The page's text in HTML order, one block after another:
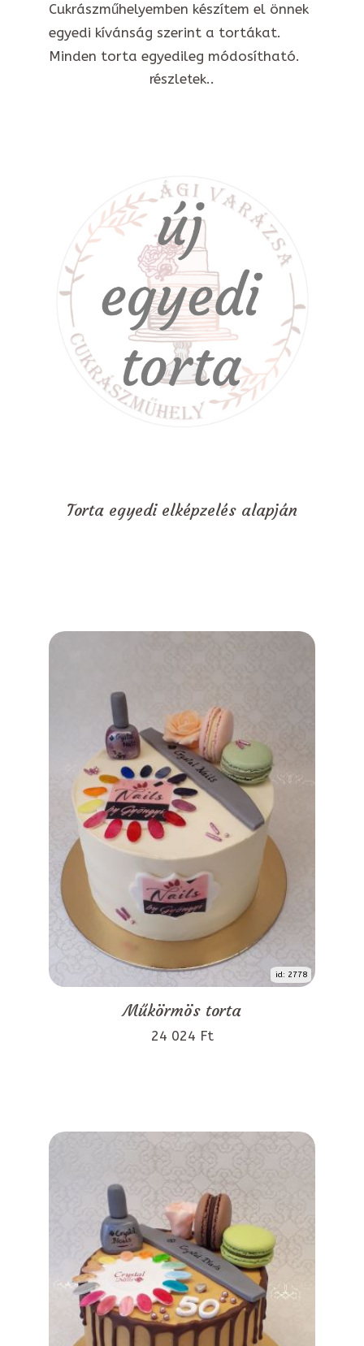
Cukrászműhelyemben készítem el önnek
egyedi kívánság szerint a tortákat.
Minden torta egyedileg módosítható.
részletek..
Torta egyedi elképzelés alapján
id: 2778
Műkörmös torta
24 024 Ft